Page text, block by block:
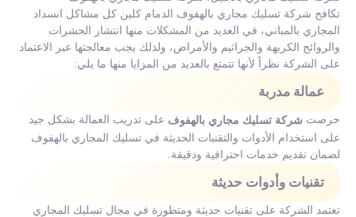
تكافح شركة تسليك مجاري بالهفوف الدمام كلين كل مشاكل انسداد
المجاري بالمباني، في العديد من المشكلات منها انتشار الحشرات
والروائح الكريهة والجراثيم والأمراض، ولذلك يجب معالجتها عبر الاعتماد
على الشركة نظراً لأنها تتمتع بالعديد من المزايا منها ما يلي:
عمالة مدربة
حرصت شركة تسليك مجاري بالهفوف على تدريب العمالة بشكل جيد
على استخدام الأدوات والتقنيات الحديثة في تسليك المجاري بالهفوف
لضمان تقديم خدمات احترافية ودقيقة.
تقنيات وأدوات حديثة
تعتمد الشركة على تقنيات حديثة ومتطورة في مجال تسليك المجاري